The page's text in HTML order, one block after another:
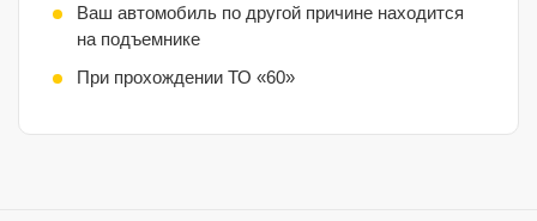
Ваш автомобиль по другой причине находится
на подъемнике
При прохождении ТО «60»